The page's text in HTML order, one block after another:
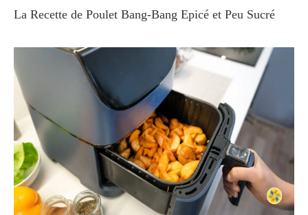
La Recette de Poulet Bang-Bang Epicé et Peu Sucré